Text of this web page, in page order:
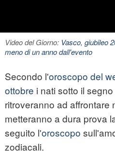
Video del Giorno: Vasco, giubileo
meno di un anno dall'evento
Secondo l'oroscopo del
ottobre i nati sotto il
ritroveranno ad affrontare
metteranno a dura prova
seguito l'oroscopo
zodiacali.